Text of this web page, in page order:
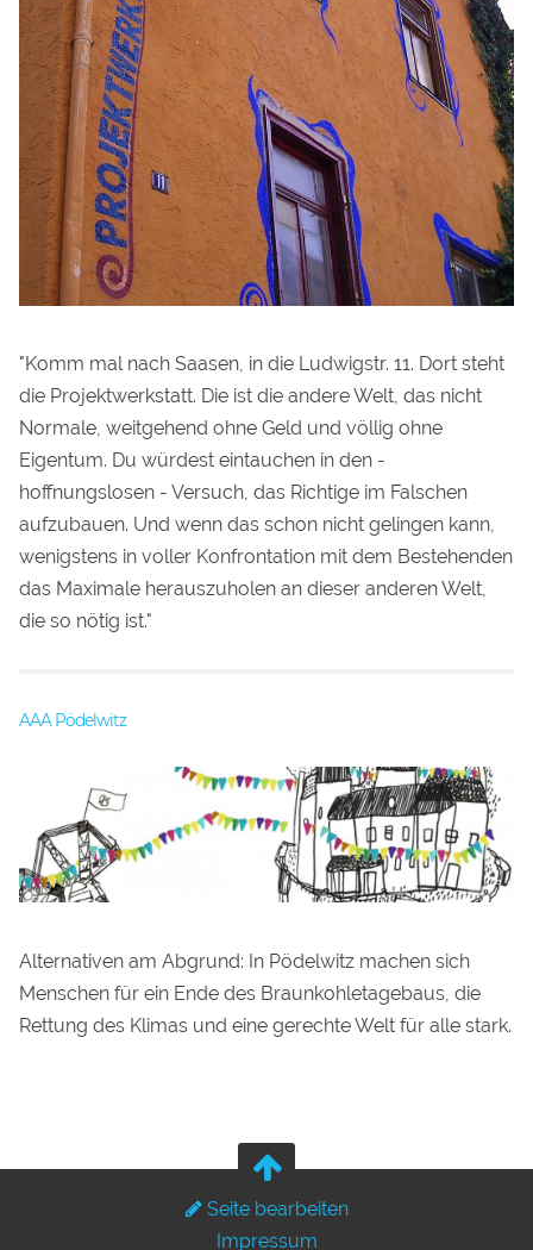
"Komm mal nach Saasen, in die Ludwigstr. 11. Dort steht
die Projektwerkstatt. Die ist die andere Welt, das nicht
Normale, weitgehend ohne Geld und völlig ohne
Eigentum. Du würdest eintauchen in den -
hoffnungslosen - Versuch, das Richtige im Falschen
aufzubauen. Und wenn das schon nicht gelingen kann,
wenigstens in voller Konfrontation mit dem Bestehenden
das Maximale herauszuholen an dieser anderen Welt,
die so nötig ist."
AAA Pödelwitz
Alternativen am Abgrund: In Pödelwitz machen sich
Menschen für ein Ende des Braunkohletagebaus, die
Rettung des Klimas und eine gerechte Welt für alle stark.
Seite bearbeiten
Impressum